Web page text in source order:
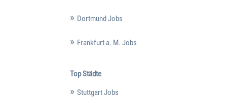
Dortmund Jobs
Frankfurt a. M. Jobs
Top Städte
Stuttgart Jobs